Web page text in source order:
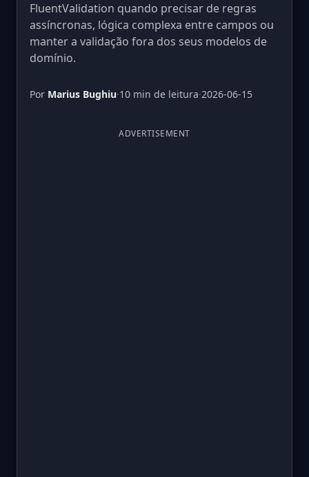
FluentValidation quando precisar de regras
assíncronas, lógica complexa entre campos ou
manter a validação fora dos seus modelos de
domínio.
Por Marius Bughiu·10 min de leitura·2026-06-15
ADVERTISEMENT